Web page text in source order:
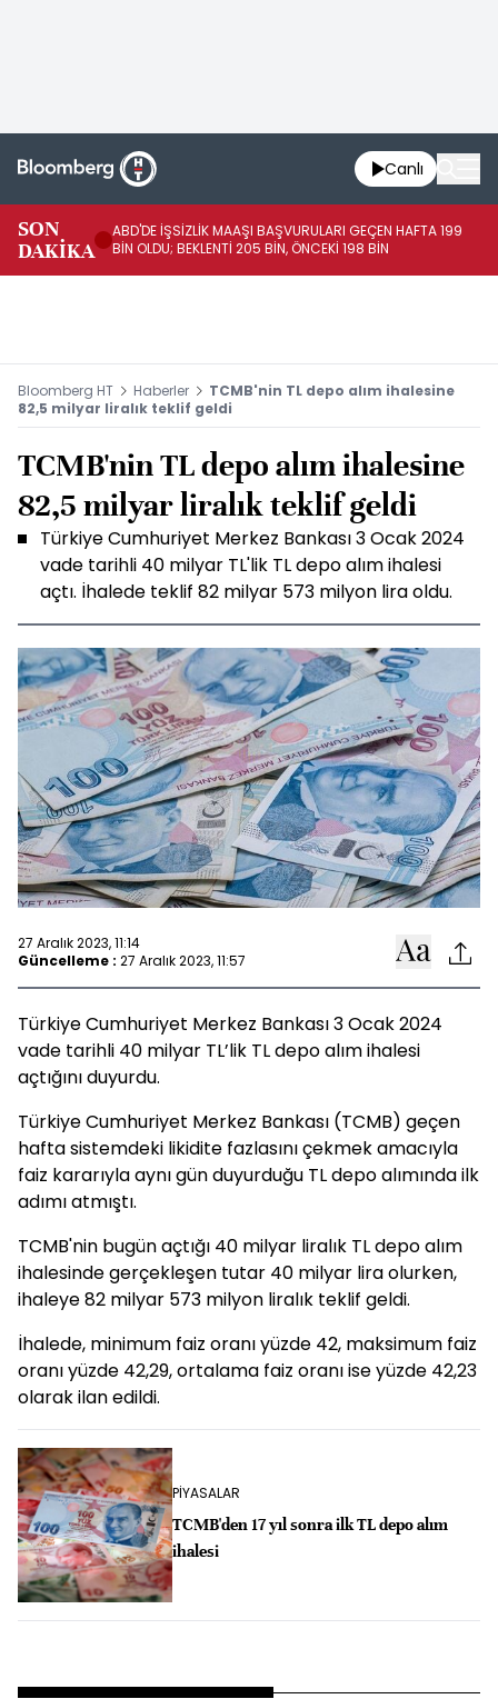
Canlı
SON
DAKİKA
ABD'DE İŞSİZLİK MAAŞI BAŞVURULARI GEÇEN HAFTA 199
BİN OLDU; BEKLENTİ 205 BİN, ÖNCEKİ 198 BİN
Bloomberg HT Haberler
TCMB'nin TL depo alım ihalesine
82,5 milyar liralık teklif geldi
TCMB'nin TL depo alım ihalesine
82,5 milyar liralık teklif geldi
Türkiye Cumhuriyet Merkez Bankası 3 Ocak 2024
vade tarihli 40 milyar TL'lik TL depo alım ihalesi
açtı. İhalede teklif 82 milyar 573 milyon lira oldu.
27 Aralık 2023, 11:14
Güncelleme : 27 Aralık 2023, 11:57
Türkiye Cumhuriyet Merkez Bankası 3 Ocak 2024
vade tarihli 40 milyar TL’lik TL depo alım ihalesi
açtığını duyurdu.
Türkiye Cumhuriyet Merkez Bankası (TCMB) geçen
hafta sistemdeki likidite fazlasını çekmek amacıyla
faiz kararıyla aynı gün duyurduğu TL depo alımında ilk
adımı atmıştı.
TCMB'nin bugün açtığı 40 milyar liralık TL depo alım
ihalesinde gerçekleşen tutar 40 milyar lira olurken,
ihaleye 82 milyar 573 milyon liralık teklif geldi.
İhalede, minimum faiz oranı yüzde 42, maksimum faiz
oranı yüzde 42,29, ortalama faiz oranı ise yüzde 42,23
olarak ilan edildi.
PİYASALAR
TCMB'den 17 yıl sonra ilk TL depo alım
ihalesi